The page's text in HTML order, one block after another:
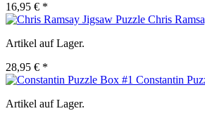
16,95 € *
Chris
Artikel auf Lager.
28,95 € *
Constantin
Artikel auf Lager.